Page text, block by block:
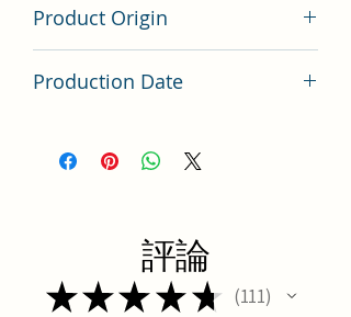
Product Origin
Production Date
評論
★★★★★ 111
111